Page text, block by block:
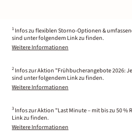
1 Infos zu flexiblen Storno-Optionen &
sind unter folgendem Link zu finden.
Weitere Informationen
2 Infos zur Aktion "Frühbucherangebote 2026:
sind unter folgendem Link zu finden.
Weitere Informationen
3 Infos zur Aktion "Last Minute – mit bis zu 50
Link zu finden.
Weitere Informationen